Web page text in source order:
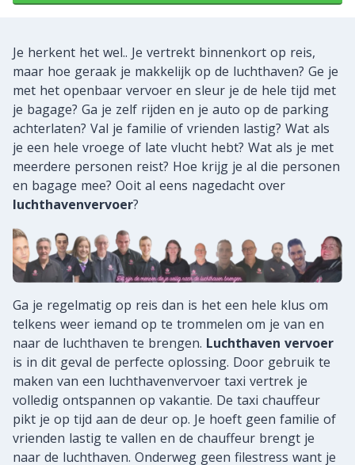
Je herkent het wel.. Je vertrekt binnenkort op reis,
maar hoe geraak je makkelijk op de luchthaven? Ge je
met het openbaar vervoer en sleur je de hele tijd met
je bagage? Ga je zelf rijden en je auto op de parking
achterlaten? Val je familie of vrienden lastig? Wat als
je een hele vroege of late vlucht hebt? Wat als je met
meerdere personen reist? Hoe krijg je al die personen
en bagage mee? Ooit al eens nagedacht over
luchthavenvervoer?
Ga je regelmatig op reis dan is het een hele klus om
telkens weer iemand op te trommelen om je van en
naar de luchthaven te brengen. Luchthaven vervoer
is in dit geval de perfecte oplossing. Door gebruik te
maken van een luchthavenvervoer taxi vertrek je
volledig ontspannen op vakantie. De taxi chauffeur
pikt je op tijd aan de deur op. Je hoeft geen familie of
vrienden lastig te vallen en de chauffeur brengt je
naar de luchthaven. Onderweg geen filestress want je